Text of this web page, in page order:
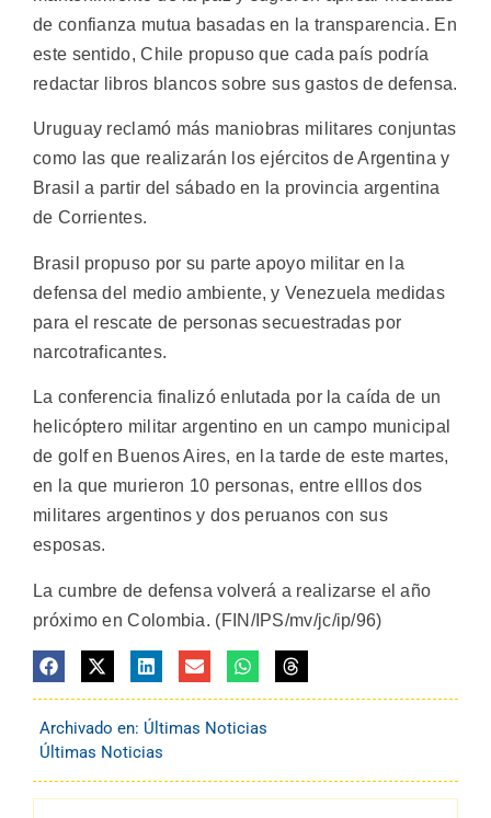
de confianza mutua basadas en la transparencia. En
este sentido, Chile propuso que cada país podría
redactar libros blancos sobre sus gastos de defensa.
Uruguay reclamó más maniobras militares conjuntas
como las que realizarán los ejércitos de Argentina y
Brasil a partir del sábado en la provincia argentina
de Corrientes.
Brasil propuso por su parte apoyo militar en la
defensa del medio ambiente, y Venezuela medidas
para el rescate de personas secuestradas por
narcotraficantes.
La conferencia finalizó enlutada por la caída de un
helicóptero militar argentino en un campo municipal
de golf en Buenos Aires, en la tarde de este martes,
en la que murieron 10 personas, entre elllos dos
militares argentinos y dos peruanos con sus
esposas.
La cumbre de defensa volverá a realizarse el año
próximo en Colombia. (FIN/IPS/mv/jc/ip/96)
Archivado en: Últimas Noticias
Últimas Noticias